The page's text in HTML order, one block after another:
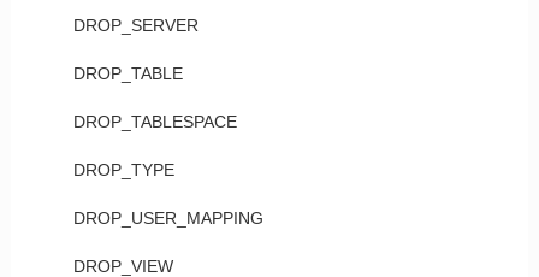
DROP_SERVER
DROP_TABLE
DROP_TABLESPACE
DROP_TYPE
DROP_USER_MAPPING
DROP_VIEW